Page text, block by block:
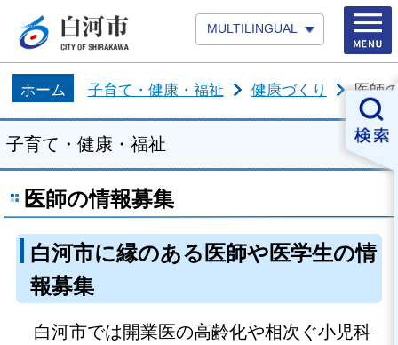
MULTILINGUAL
ホーム 子育て・健康・福祉 健康づくり 医師
子育て・健康・福祉
医師の情報募集
白河市に縁のある医師や医学生の情
報募集
白河市では開業医の高齢化や相次ぐ小児科